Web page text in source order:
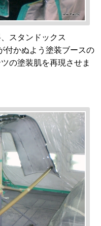
スタンドックス
付かぬよう塗装ブースの
の塗装肌を再現させま